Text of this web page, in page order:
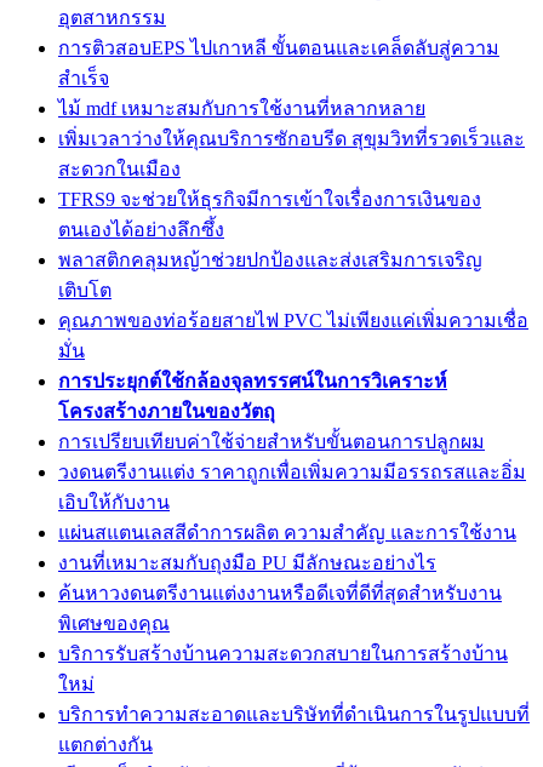
อุตสาหกรรม
การติวสอบEPS ไปเกาหลี ขั้นตอนและเคล็ดลับสู่ความ
สำเร็จ
ไม้ mdf เหมาะสมกับการใช้งานที่หลากหลาย
เพิ่มเวลาว่างให้คุณบริการซักอบรีด สุขุมวิทที่รวดเร็วและ
สะดวกในเมือง
TFRS9 จะช่วยให้ธุรกิจมีการเข้าใจเรื่องการเงินของ
ตนเองได้อย่างลึกซึ้ง
พลาสติกคลุมหญ้าช่วยปกป้องและส่งเสริมการเจริญ
เติบโต
คุณภาพของท่อร้อยสายไฟ PVC ไม่เพียงแค่เพิ่มความเชื่อ
มั่น
การประยุกต์ใช้กล้องจุลทรรศน์ในการวิเคราะห์
โครงสร้างภายในของวัตถุ
การเปรียบเทียบค่าใช้จ่ายสำหรับขั้นตอนการปลูกผม
วงดนตรีงานแต่ง ราคาถูกเพื่อเพิ่มความมีอรรถรสและอิ่ม
เอิบให้กับงาน
แผ่นสแตนเลสสีดำการผลิต ความสำคัญ และการใช้งาน
งานที่เหมาะสมกับถุงมือ PU มีลักษณะอย่างไร
ค้นหาวงดนตรีงานแต่งงานหรือดีเจที่ดีที่สุดสำหรับงาน
พิเศษของคุณ
บริการรับสร้างบ้านความสะดวกสบายในการสร้างบ้าน
ใหม่
บริการทำความสะอาดและบริษัทที่ดำเนินการในรูปแบบที่
แตกต่างกัน